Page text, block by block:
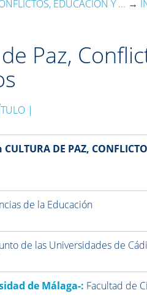
EDUCACIÓN Y ... →
Paz,
|
DE PAZ,
de la Educación
de las Universidades de
de Málaga-: Facultad de